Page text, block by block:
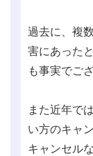
過去に、複
害にあった
も事実でご
また近年で
い方のキャ
キャンセル